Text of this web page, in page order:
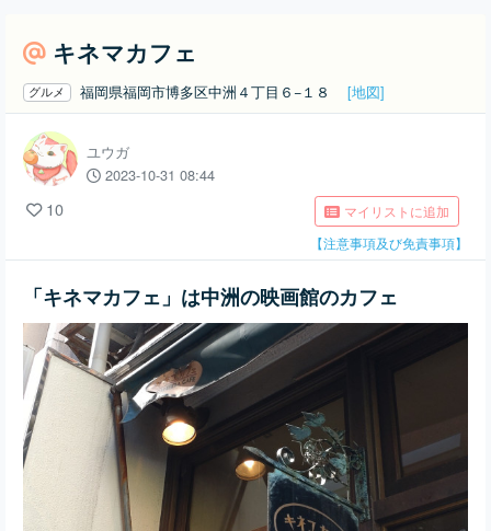
キネマカフェ
グルメ 福岡県福岡市博多区中洲４丁目６−１８ [地図]
ユウガ
2023-10-31 08:44
10
マイリストに追加
【注意事項及び免責事項】
「キネマカフェ」は中洲の映画館のカフェ